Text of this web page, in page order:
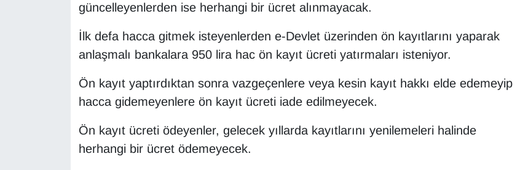
güncelleyenlerden ise herhangi bir ücret alınmayacak.
İlk defa hacca gitmek isteyenlerden e-Devlet üzerinden ön kayıtlarını yaparak
anlaşmalı bankalara 950 lira hac ön kayıt ücreti yatırmaları isteniyor.
Ön kayıt yaptırdıktan sonra vazgeçenlere veya kesin kayıt hakkı elde edemeyip
hacca gidemeyenlere ön kayıt ücreti iade edilmeyecek.
Ön kayıt ücreti ödeyenler, gelecek yıllarda kayıtlarını yenilemeleri halinde
herhangi bir ücret ödemeyecek.
Kamu Alımları
Kim Kimdir?
MAGAZİN